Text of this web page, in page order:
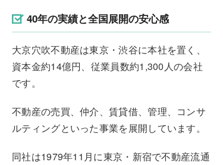
40年の実績と全国展開の安心感
大京穴吹不動産は東京・渋谷に本社を置く、
資本金約14億円、従業員数約1,300人の会社
です。
不動産の売買、仲介、賃貸借、管理、コンサ
ルティングといった事業を展開しています。
同社は1979年11月に東京・新宿で不動産流通